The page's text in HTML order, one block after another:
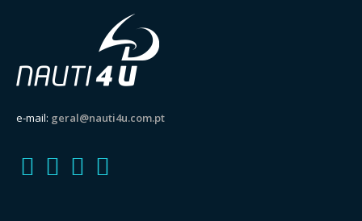
e-mail: geral@nauti4u.com.pt